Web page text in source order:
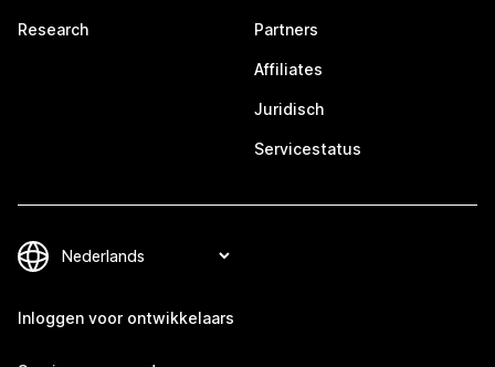
Research Partners
Affiliates
Juridisch
Servicestatus
Inloggen voor ontwikkelaars